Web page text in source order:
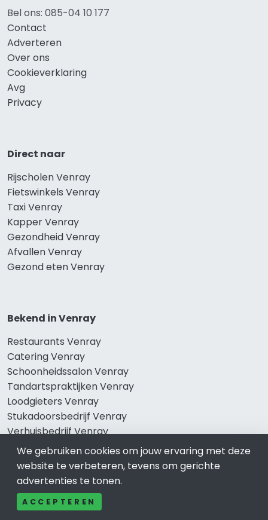
Bel ons: 085-04 10 177
Contact
Adverteren
Over ons
Cookieverklaring
Avg
Privacy
Direct naar
Rijscholen Venray
Fietswinkels Venray
Taxi Venray
Kapper Venray
Gezondheid Venray
Afvallen Venray
Gezond eten Venray
Bekend in Venray
Restaurants Venray
Catering Venray
Schoonheidssalon Venray
Tandartspraktijken Venray
Loodgieters Venray
Stukadoorsbedrijf Venray
Verhuisbedrijf Venray
Wij zijn er voor
Winkelen Venray
We gebruiken cookies om jouw ervaring met deze
website te verbeteren, tevens om gerichte
advertenties te tonen.
ACCEPTEREN